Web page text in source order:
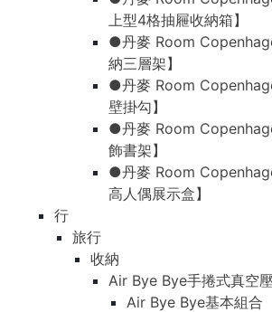
上型4格抽屜收納箱】
●丹麥 Room
納三層架】
●丹麥 Room
壁掛勾】
●丹麥 Room
飾書架】
●丹麥 Room
高人偶展示盒】
行
旅行
收納
Air Bye Bye手捲式真空
Air Bye Bye基本組合